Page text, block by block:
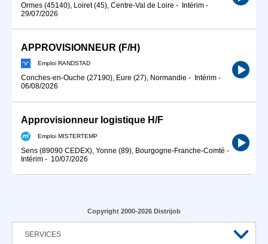
Ormes (45140), Loiret (45), Centre-Val de Loire - Intérim -
29/07/2026
APPROVISIONNEUR (F/H)
Emploi RANDSTAD
Conches-en-Ouche (27190), Eure (27), Normandie - Intérim -
06/08/2026
Approvisionneur logistique H/F
Emploi MISTERTEMP
Sens (89090 CEDEX), Yonne (89), Bourgogne-Franche-Comté -
Intérim - 10/07/2026
Copyright 2000-2026 Distrijob
SERVICES